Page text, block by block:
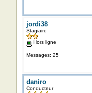
jordi38
Stagiaire
Hors ligne
Messages: 25
daniro
Conducteur